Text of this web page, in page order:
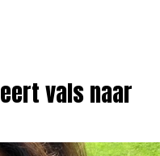
vals naar